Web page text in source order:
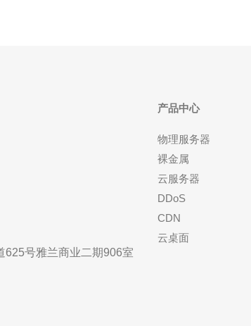
625号雅兰商业二期906室
产品中心
物理服务器
裸金属
云服务器
DDoS
CDN
云桌面